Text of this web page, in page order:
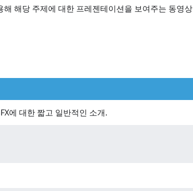
해당 주제에 대한 프레젠테이션을 보여주는 동영상
에 대한 짧고 일반적인 소개.